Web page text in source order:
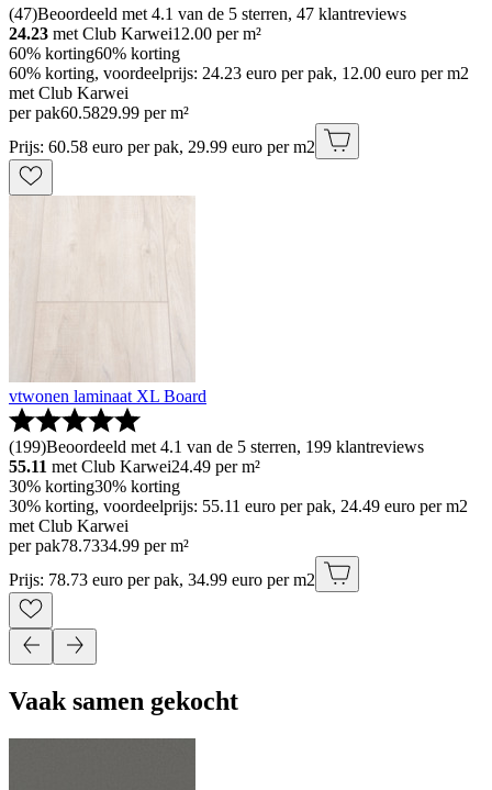
(47)Beoordeeld met 4.1 van de 5 sterren, 47 klantreviews
24.23 met Club Karwei12.00 per m²
60% korting60% korting
60% korting, voordeelprijs: 24.23 euro per pak, 12.00 euro per m2
met Club Karwei
per pak60.5829.99 per m²
Prijs: 60.58 euro per pak, 29.99 euro per m2
vtwonen laminaat XL Board
(199)Beoordeeld met 4.1 van de 5 sterren, 199 klantreviews
55.11 met Club Karwei24.49 per m²
30% korting30% korting
30% korting, voordeelprijs: 55.11 euro per pak, 24.49 euro per m2
met Club Karwei
per pak78.7334.99 per m²
Prijs: 78.73 euro per pak, 34.99 euro per m2
Vaak samen gekocht